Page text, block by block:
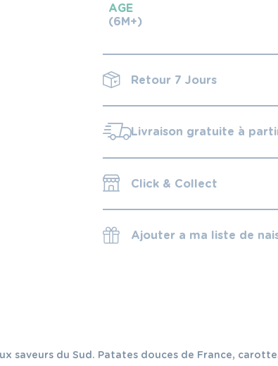
AGE
(6M+)
Retour 7 Jours
Livraison gratuite à
Click & Collect
Ajouter a ma liste de
du Sud. Patates douces de France,